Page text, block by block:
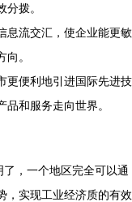
拨。
息流交汇，使企业能更敏
。
更便利地引进国际先进技
和服务走向世界。
，一个地区完全可以通
，实现工业经济质的有效